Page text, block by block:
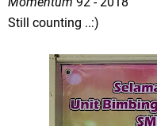
Still counting ..:)